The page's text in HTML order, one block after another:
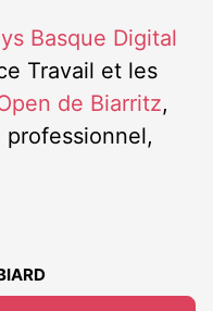
Basque Digital
Travail et les
de Biarritz,